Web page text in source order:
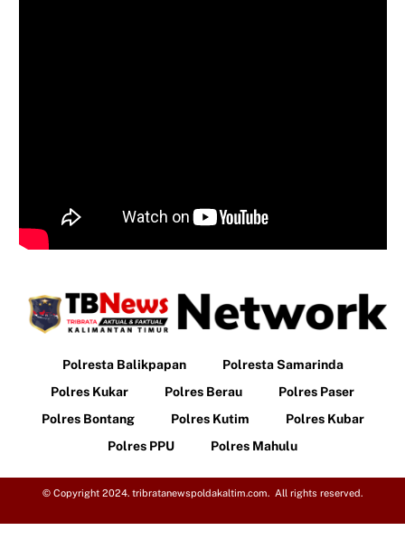
Polresta Balikpapan
Polresta Samarinda
Polres Kukar
Polres Berau
Polres Paser
Polres Bontang
Polres Kutim
Polres Kubar
Polres PPU
Polres Mahulu
© Copyright 2024. tribratanewspoldakaltim.com. All rights reserved.